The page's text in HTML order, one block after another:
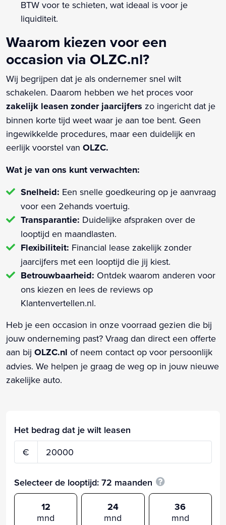
BTW voor te schieten, wat ideaal is voor je
liquiditeit.
Waarom kiezen voor een
occasion via OLZC.nl?
Wij begrijpen dat je als ondernemer snel wilt
schakelen. Daarom hebben we het proces voor
zakelijk leasen zonder jaarcijfers zo ingericht dat je
binnen korte tijd weet waar je aan toe bent. Geen
ingewikkelde procedures, maar een duidelijk en
eerlijk voorstel van OLZC.
Wat je van ons kunt verwachten:
Snelheid: Een snelle goedkeuring op je aanvraag
voor een 2ehands voertuig.
Transparantie: Duidelijke afspraken over de
looptijd en maandlasten.
Flexibiliteit: Financial lease zakelijk zonder
jaarcijfers met een looptijd die jij kiest.
Betrouwbaarheid: Ontdek waarom anderen voor
ons kiezen en lees de reviews op
Klantenvertellen.nl.
Heb je een occasion in onze voorraad gezien die bij
jouw onderneming past? Vraag dan direct een offerte
aan bij OLZC.nl of neem contact op voor persoonlijk
advies. We helpen je graag de weg op in jouw nieuwe
zakelijke auto.
Het bedrag dat je wilt leasen
€
Selecteer de looptijd: 72 maanden
12
mnd
24
mnd
36
mnd